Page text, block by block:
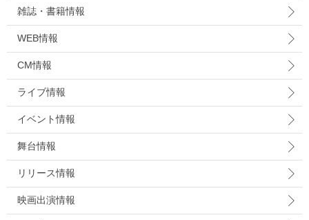
雑誌・書籍情報
WEB情報
CM情報
ライブ情報
イベント情報
舞台情報
リリース情報
映画出演情報